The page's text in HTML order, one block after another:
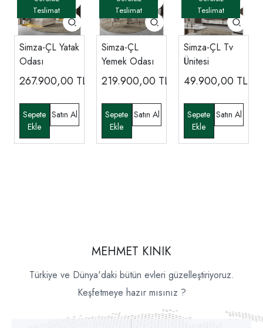
Simza-ÇL Yatak
Odası
267.900,00 TL
Simza-ÇL
Yemek Odası
219.900,00 TL
Simza-ÇL Tv
Ünitesi
49.900,00 TL
MEHMET KINIK
Türkiye ve Dünya'daki bütün evleri güzelleştiriyoruz.
Keşfetmeye hazır mısınız ?